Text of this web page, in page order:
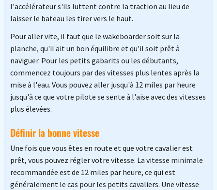
l'accélérateur s'ils luttent contre la traction au lieu de
laisser le bateau les tirer vers le haut.
Pour aller vite, il faut que le wakeboarder soit sur la
planche, qu'il ait un bon équilibre et qu'il soit prêt à
naviguer. Pour les petits gabarits ou les débutants,
commencez toujours par des vitesses plus lentes après la
mise à l'eau. Vous pouvez aller jusqu'à 12 miles par heure
jusqu'à ce que votre pilote se sente à l'aise avec des vitesses
plus élevées.
Définir la bonne vitesse
Une fois que vous êtes en route et que votre cavalier est
prêt, vous pouvez régler votre vitesse. La vitesse minimale
recommandée est de 12 miles par heure, ce qui est
généralement le cas pour les petits cavaliers. Une vitesse